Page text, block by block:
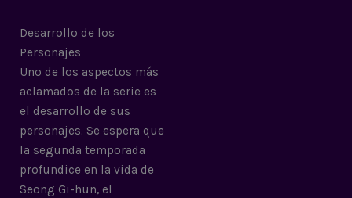
Desarrollo de los
Personajes
Uno de los aspectos más
aclamados de la serie es
el desarrollo de sus
personajes. Se espera que
la segunda temporada
profundice en la vida de
Seong Gi-hun, el